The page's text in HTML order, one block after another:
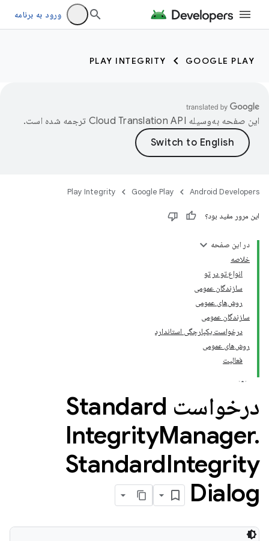
ورود به برنامه
GOOGLE PLAY
PLAY INTEGRITY
این صفحه به‌وسیله ترجمه شده است.
Android Developers
Google Play
Play Integrity
این مرور مفید بود؟
در این صفحه
خلاصه
انواع تو در تو
سازندگان عمومی
روش‌های عمومی
سازندگان عمومی
درخواست یکپارچگی استاندارد
روش‌های عمومی
فعالیت
درخواست Standard
IntegrityManager.
StandardIntegrity
Dialog